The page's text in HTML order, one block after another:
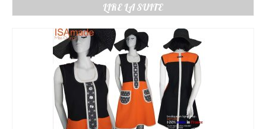
LIRE LA SUITE